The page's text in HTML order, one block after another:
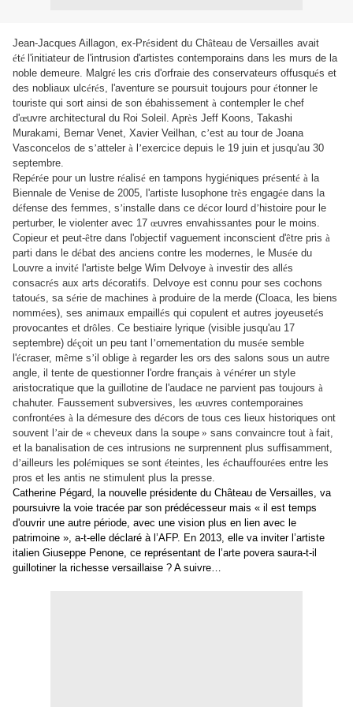
Jean-Jacques Aillagon, ex-Président du Château de Versailles avait
été l'initiateur de l'intrusion d'artistes contemporains dans les murs de la
noble demeure. Malgré les cris d'orfraie des conservateurs offusqués et
des nobliaux ulcérés, l'aventure se poursuit toujours pour étonner le
touriste qui sort ainsi de son ébahissement à contempler le chef
d'œuvre architectural du Roi Soleil. Après Jeff Koons, Takashi
Murakami, Bernar Venet, Xavier Veilhan, c’est au tour de Joana
Vasconcelos de s’atteler à ’exercice depuis le 19 juin et jusqu'au 30
septembre.
Repérée pour un lustre réalisé en tampons hygiéniques présenté à la
Biennale de Venise de 2005, l'artiste lusophone très engagée dans la
défense des femmes, s’installe dans ce décor lourd d’ histoire pour le
perturber, le violenter avec 17 œuvres envahissantes pour le moins.
Copieur et peut-être dans l'objectif vaguement inconscient d'être pris à
parti dans le débat des anciens contre les modernes, le Musée du
Louvre a invité l'artiste belge Wim Delvoye à investir des all és
consacrés aux arts décoratifs. Delvoye est connu pour ses cochons
tatoués, sa série de machines à produire de la merde (Cloaca, les biens
nommées), ses animaux empaill és qui copulent et autres joyeusetés
provocantes et drô les. Ce bestiaire lyrique (visible jusqu'au 17
septembre) déçoit un peu tant l ’ornementation du musée semble
l'écraser, même s’il oblige à regarder les ors des salons sous un autre
angle, il tente de questionner l'ordre français à vénérer un style
aristocratique que la guillotine de l'audace ne parvient pas toujours à
chahuter. Faussement subversives, les œuvres contemporaines
confrontées à la démesure des décors de tous ces lieux historiques ont
souvent l ’air de « cheveux dans la soupe » sans convaincre tout à fait,
et la banalisation de ces intrusions ne surprennent plus suffisamment,
d’ailleurs les pol émiques se sont éteintes, les échauffourées entre les
pros et les antis ne stimulent plus la presse.
Catherine Pégard, la nouvelle présidente du Château de Versailles, va
poursuivre la voie tracée par son prédécesseur mais « il est temps
d'ouvrir une autre période, avec une vision plus en lien avec le
patrimoine », a-t-elle déclaré à l’AFP. En 2013, elle va inviter l’artiste
italien Giuseppe Penone, ce représentant de l’arte povera saura-t-il
guillotiner la richesse versaillaise ? A suivre…